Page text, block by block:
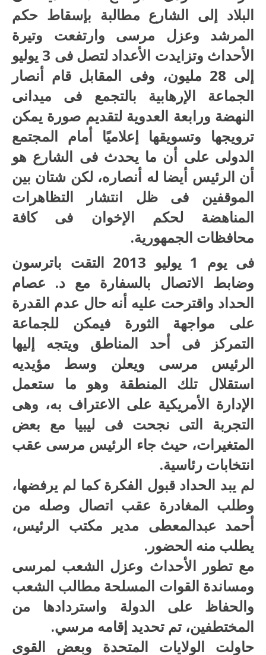
البلاد إلى الشارع مطالبة بإسقاط حكم
المرشد وعزل مرسى وارتفعت وتيرة
الأحداث وتزايدت الأعداد لتصل فى 3 يوليو
إلى 28 مليون، وفى المقابل قام أنصار
الجماعة الإرهابية بالتجمع فى ميدانى
النهضة ورابعة العدوية لتقديم صورة يمكن
ترويجها وتسويقها إعلاميًا أمام المجتمع
الدولى على أن ما يحدث فى الشارع هو
أن الرئيس أيضا له أنصاره، لكن شتان بين
الموقفين فى ظل انتشار التظاهرات
المناهضة لحكم الإخوان فى كافة
محافظات الجمهورية.
فى يوم 1 يوليو 2013 التقت باترسون
وضابط الاتصال بالسفارة مع د. عصام
الحداد واقترحت عليه أنه حال عدم القدرة
على مواجهة الثورة فيمكن للجماعة
التمركز فى أحد المناطق ويتجه إليها
الرئيس مرسى ويعلن وسط مؤيديه
استقلال تلك المنطقة وهو ما ستعمل
الإدارة الأمريكية على الاعتراف به، وهى
التجربة التى نجحت فى ليبيا مع بعض
المتغيرات، حيث جاء الرئيس مرسى عقب
انتخابات رئاسية.
لم يبد الحداد قبول الفكرة كما لم يرفضها،
وطلب المغادرة عقب اتصال وصله من
أحمد عبدالمعطى مدير مكتب الرئيس،
يطلب منه الحضور.
مع تطور الأحداث وعزل الشعب لمرسى
ومساندة القوات المسلحة مطالب الشعب
والحفاظ على الدولة واستردادها من
المختطفين، تم تحديد إقامه مرسي.
حاولت الولايات المتحدة وبعض القوى